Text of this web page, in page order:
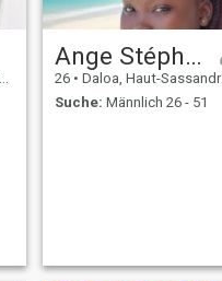
Ange Stéphanie
26 • Daloa, Haut-Sassandra, Côte d'Ivoire
Suche: Männlich 26 - 51